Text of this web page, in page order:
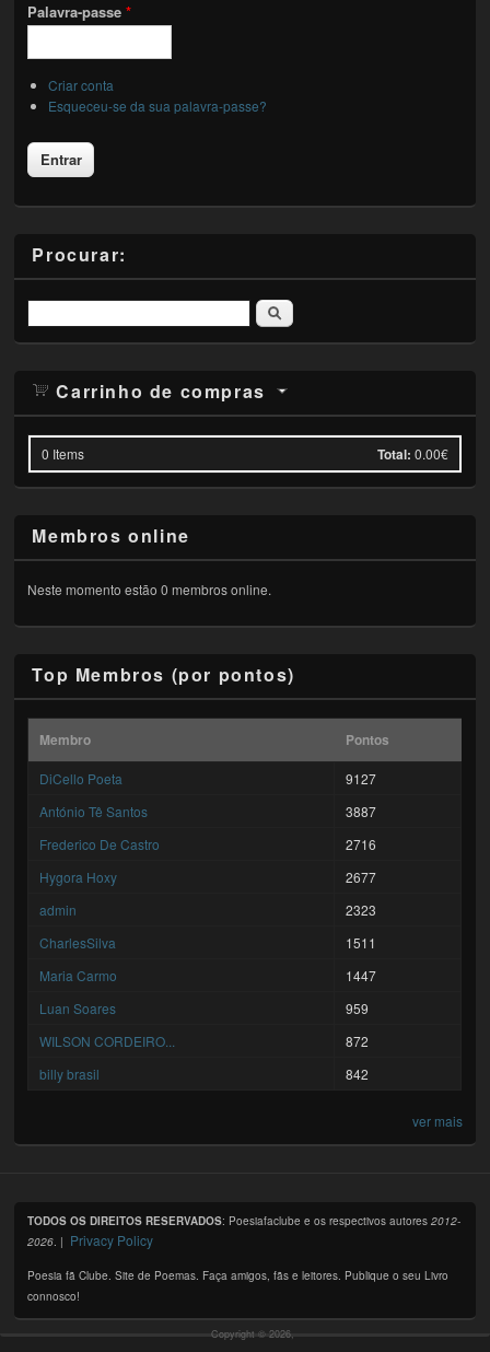
Palavra-passe*
Criar conta
Esqueceu-se da sua palavra-passe?
Procurar:
Pesquisar
Carrinho de compras
0 Items Total: 0.00€
Membros online
Neste momento estão 0 membros online.
Top Membros (por pontos)
Membro Pontos
DiCello Poeta
9127
António Tê Santos
3887
Frederico De Castro
2716
Hygora Hoxy
2677
admin
2323
CharlesSilva
1511
Maria Carmo
1447
Luan Soares
959
WILSON CORDEIRO...
872
billy brasil
842
ver mais
TODOS OS DIREITOS RESERVADOS: Poesiafaclube e os respectivos autores2012-
2026 . | Privacy Policy
Poesia fã Clube. Site de Poemas. Faça amigos, fãs e leitores. Publique o seu Livro
connosco!
Copyright © 2026,